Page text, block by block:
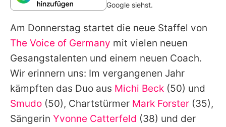
Redaktionelle Richtlinien
Impressum
Datenschutzerklärung
Nutzungsbedingungen
Utiq verwalten
Google siehst.
Am Donnerstag startet die neue Staffel von
The Voice of Germany mit vielen neuen
Gesangstalenten und einem neuen Coach.
Wir erinnern uns: Im vergangenen Jahr
kämpften das Duo aus Michi Beck (50) und
Smudo (50), Chartstürmer Mark Forster (35),
Sängerin Yvonne Catterfeld (38) und der